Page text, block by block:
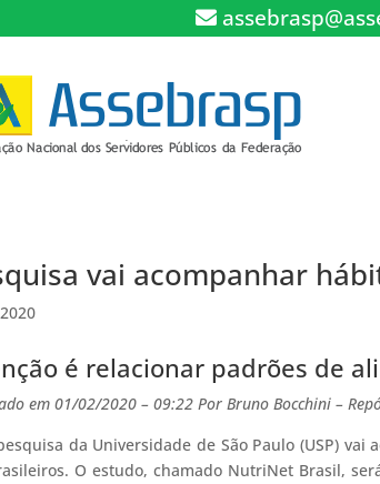
vai acompanhar
é relacionar padrões de
em01/02/2020 – 09:22PorBruno Bocchini –
da Universidade de São Paulo (USP)
O estudo, chamado NutriNet Brasil,